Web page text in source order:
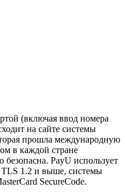
(включая ввод номера
на сайте системы
прошла международную
в каждой стране
безопасна. PayU использует
TLS 1.2 и выше, системы
SecureCode.